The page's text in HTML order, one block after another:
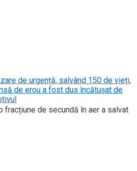
de urgență, salvând 150 de vieți,
de erou a fost dus încătușat de
de secundă în aer a salvat